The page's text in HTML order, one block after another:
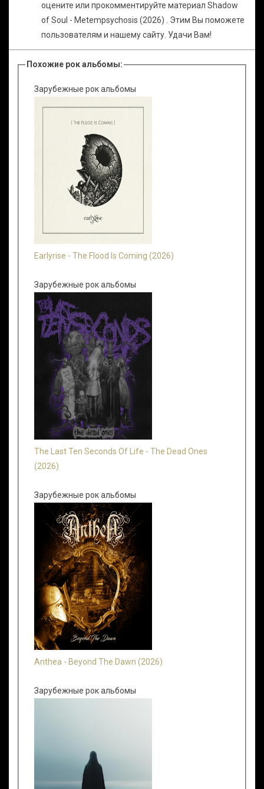
оцените или прокомментируйте материал Shadow
of Soul - Metempsychosis (2026) . Этим Вы поможете
пользователям и нашему сайту. Удачи Вам!
Похожие рок альбомы:
Зарубежные рок альбомы
Earlyrise - The Flood Is Coming (2026)
Зарубежные рок альбомы
The Last Ten Seconds Of Life - The Dead Ones
(2026)
Зарубежные рок альбомы
Anthea - Beyond The Dawn (2026)
Зарубежные рок альбомы